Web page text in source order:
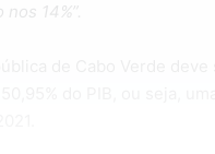
14%”.